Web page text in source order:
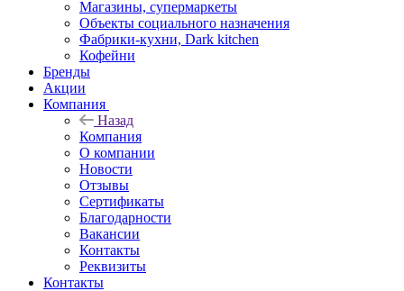
Магазины, супермаркеты
Объекты социального назначения
Фабрики-кухни, Dark kitchen
Кофейни
Бренды
Акции
Компания
Назад
Компания
О компании
Новости
Отзывы
Сертификаты
Благодарности
Вакансии
Контакты
Реквизиты
Контакты